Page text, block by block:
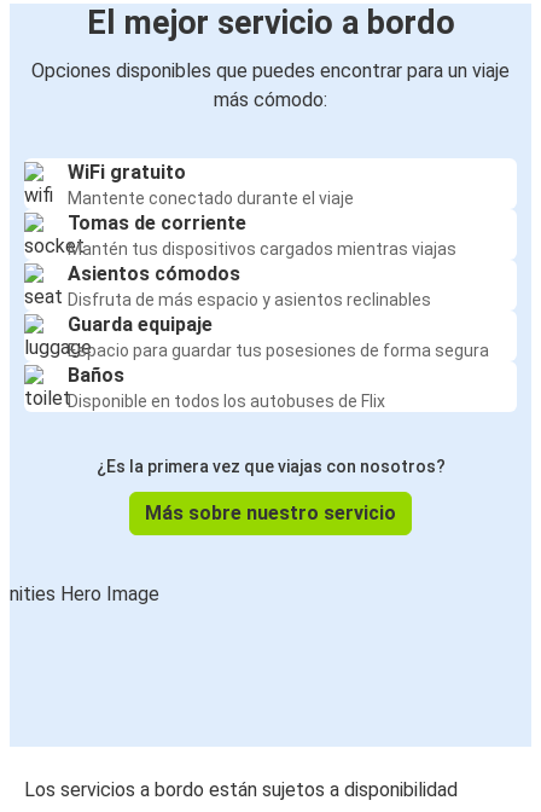
El mejor servicio a bordo
Opciones disponibles que puedes encontrar para un viaje
más cómodo:
WiFi gratuito
Mantente conectado durante el viaje
Tomas de corriente
Mantén tus dispositivos cargados mientras viajas
Asientos cómodos
Disfruta de más espacio y asientos reclinables
Guarda equipaje
Espacio para guardar tus posesiones de forma segura
Baños
Disponible en todos los autobuses de Flix
¿Es la primera vez que viajas con nosotros?
Más sobre nuestro servicio
Los servicios a bordo están sujetos a disponibilidad